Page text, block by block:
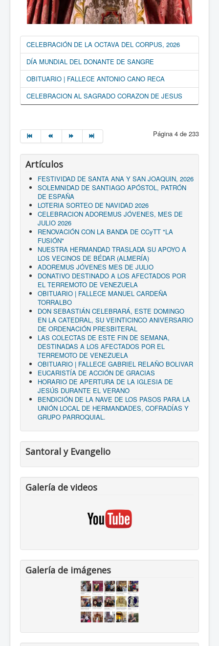
CELEBRACIÓN DE LA OCTAVA DEL CORPUS, 2026
DÍA MUNDIAL DEL DONANTE DE SANGRE
OBITUARIO | FALLECE ANTONIO CANO RECA
CELEBRACION AL SAGRADO CORAZON DE JESUS
Página 4 de 233
Artículos
FESTIVIDAD DE SANTA ANA Y SAN JOAQUIN, 2026
SOLEMNIDAD DE SANTIAGO APÓSTOL, PATRÓN
DE ESPAÑA
LOTERIA SORTEO DE NAVIDAD 2026
CELEBRACION ADOREMUS JÓVENES, MES DE
JULIO 2026
RENOVACIÓN CON LA BANDA DE CCyTT "LA
FUSIÓN"
NUESTRA HERMANDAD TRASLADA SU APOYO A
LOS VECINOS DE BÉDAR (ALMERÍA)
ADOREMUS JÓVENES MES DE JULIO
DONATIVO DESTINADO A LOS AFECTADOS POR
EL TERREMOTO DE VENEZUELA
OBITUARIO | FALLECE MANUEL CARDEÑA
TORRALBO
DON SEBASTIÁN CELEBRARÁ, ESTE DOMINGO
EN LA CATEDRAL, SU VEINTICINCO ANIVERSARIO
DE ORDENACIÓN PRESBITERAL
LAS COLECTAS DE ESTE FIN DE SEMANA,
DESTINADAS A LOS AFECTADOS POR EL
TERREMOTO DE VENEZUELA
OBITUARIO | FALLECE GABRIEL RELAÑO BOLIVAR
EUCARISTÍA DE ACCIÓN DE GRACIAS
HORARIO DE APERTURA DE LA IGLESIA DE
JESÚS DURANTE EL VERANO
BENDICIÓN DE LA NAVE DE LOS PASOS PARA LA
UNIÓN LOCAL DE HERMANDADES, COFRADÍAS Y
GRUPO PARROQUIAL.
Santoral y Evangelio
Galería de videos
Galería de imágenes